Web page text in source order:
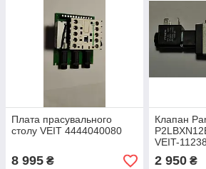
Плата прасувального
столу VEIT 4444040080
8 995 ₴
Клапан
VEIT-
2 950₴